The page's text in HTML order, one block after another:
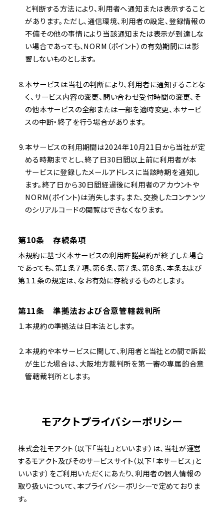
と判断する方法により、利用者へ通知または表示すること
があります。ただし、通信環境、利用者の設定、登録情報の
不備その他の事情により当該通知または表示が到達しな
い場合であっても、NORM（ポイント）の有効期間には影
響しないものとします。
本サービスは当社の判断により、利用者に通知することな
く、サービス内容の変更、問い合わせ受付時間の変更、そ
の他本サービスの全部または一部を適時変更、本サービ
スの中断・終了を行う場合があります。
本サービスの利用期間は2024年10月21日から当社が定
める時期までとし、終了日30日間以上前に利用者が本
サービスに登録したメールアドレスに当該時期を通知し
ます。終了日から30日間経過後に利用者のアカウントや
NORM(ポイント)は消失します。また、交換したコンテンツ
のシリアルコードの閲覧はできなくなります。
第10条 存続条項
本規約に基づく本サービスの利用許諾契約が終了した場合
であっても、第１条７項、第６条、第７条、第８条、本条および
第１１条の規定は、なお有効に存続するものとします。
第11条 準拠法および合意管轄裁判所
本規約の準拠法は日本法とします。
本規約や本サービスに関して、利用者と当社との間で訴訟
が生じた場合は、大阪地方裁判所を第一審の専属的合意
管轄裁判所とします。
モアクトプライバシーポリシー
株式会社モアクト（以下「当社」といいます）は、当社が運営
するモアクト及びそのサービスサイト（以下「本サービス」と
いいます）をご利用いただくにあたり、利用者の個人情報の
取り扱いについて、本プライバシーポリシーで定めておりま
す。